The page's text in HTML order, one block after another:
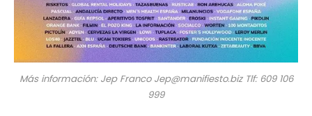
Más información: Jep Franco Jep@manifiesto.biz Tlf: 609 106
999